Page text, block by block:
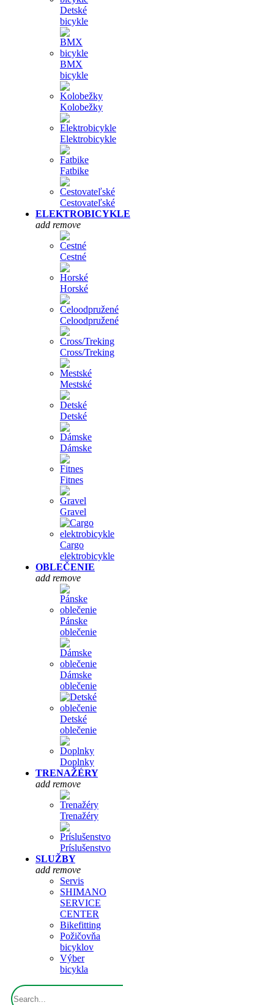
Detské
bicykle
BMX
bicykle
Kolobežky
Elektrobicykle
Fatbike
Cestovateľské
ELEKTROBICYKLE
add remove
Cestné
Horské
Celoodpružené
Cross/Treking
Mestské
Detské
Dámske
Fitnes
Gravel
Cargo
elektrobicykle
OBLEČENIE
add remove
Pánske
oblečenie
Dámske
oblečenie
Detské
oblečenie
Doplnky
TRENAŽÉRY
add remove
Trenažéry
Príslušenstvo
SLUŽBY
add remove
Servis
SHIMANO
SERVICE
CENTER
Bikefitting
Požičovňa
bicyklov
Výber
bicykla